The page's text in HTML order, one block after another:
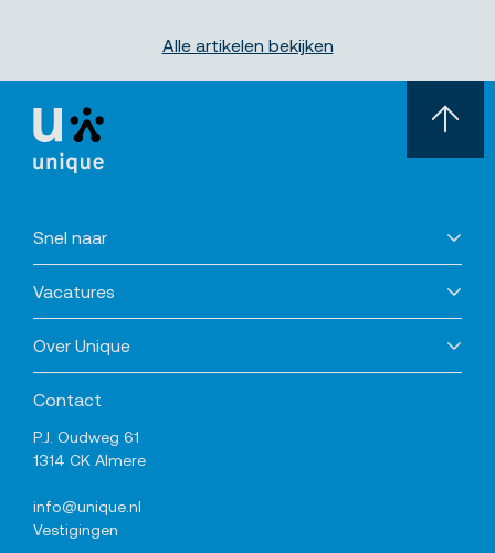
Alle artikelen bekijken
Snel naar
Vacatures
Over Unique
Contact
P.J. Oudweg 61
1314 CK Almere
info@unique.nl
Vestigingen